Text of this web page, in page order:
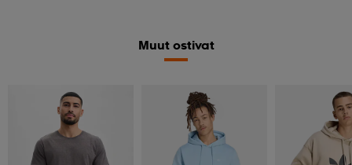
Muut ostivat